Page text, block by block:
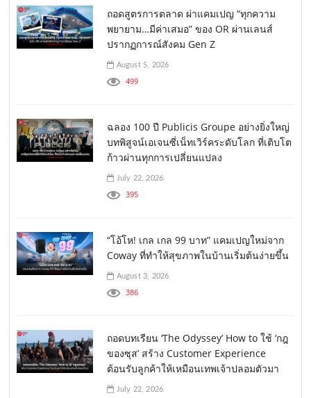
ถอดสูตรการตลาด ผ่าแคมเปญ “ทุกความ
พยายาม…มีค่าเสมอ” ของ OR ผ่านเลนส์
ปรากฏการณ์สังคม Gen Z
August 5, 2026
499
ฉลอง 100 ปี Publicis Groupe อย่างยิ่งใหญ่
บทพิสูจน์เอเจนซี่เน็ทเวิร์คระดับโลก ที่เติบโต
ก้าวผ่านทุกการเปลี่ยนแปลง
July 22, 2026
395
“โอ้โห! เกล เกล 99 บาท” แคมเปญใหม่จาก
Coway ที่ทำให้สุขภาพในบ้านเริ่มต้นง่ายขึ้น
August 3, 2026
386
ถอดบทเรียน ‘The Odyssey’ How to ใช้ ‘กฎ
ของซุส’ สร้าง Customer Experience
ต้อนรับลูกค้าให้เหมือนเทพเจ้าปลอมตัวมา
July 22, 2026